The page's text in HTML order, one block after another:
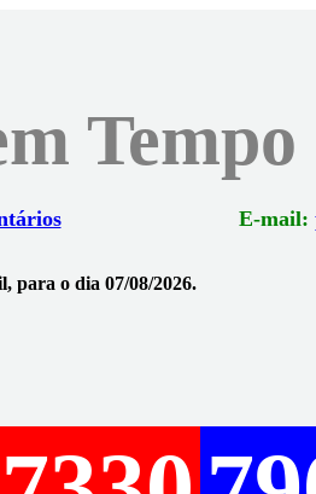
Tempo
E-mail:
para o dia 07/08/2026.